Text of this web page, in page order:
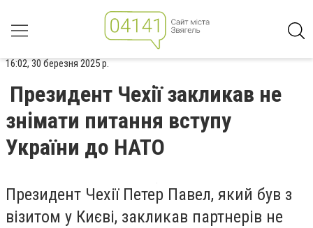
16:02, 30 березня 2025 р.
Президент Чехії закликав не
знімати питання вступу
України до НАТО
Президент Чехії Петер Павел, який був з
візитом у Києві, закликав партнерів не